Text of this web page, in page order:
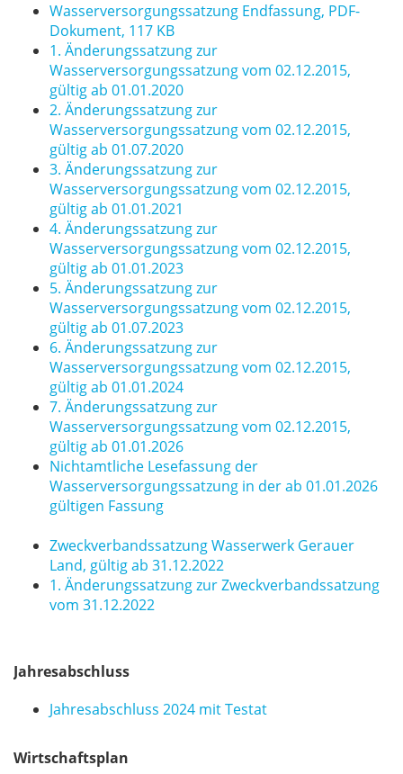
Was­ser­ver­sor­gungs­sat­zung End­fas­sung, PDF-
Dokument, 117 KB
1. Änderungssatzung zur
Wasserversorgungssatzung vom 02.12.2015,
gültig ab 01.01.2020
2. Änderungssatzung zur
Wasserversorgungssatzung vom 02.12.2015,
gültig ab 01.07.2020
3. Änderungssatzung zur
Wasserversorgungssatzung vom 02.12.2015,
gültig ab 01.01.2021
4. Änderungssatzung zur
Wasserversorgungssatzung vom 02.12.2015,
gültig ab 01.01.2023
5. Änderungssatzung zur
Wasserversorgungssatzung vom 02.12.2015,
gültig ab 01.07.2023
6. Änderungssatzung zur
Wasserversorgungssatzung vom 02.12.2015,
gültig ab 01.01.2024
7. Änderungssatzung zur
Wasserversorgungssatzung vom 02.12.2015,
gültig ab 01.01.2026
Nichtamtliche Lesefassung der
Wasserversorgungssatzung in der ab 01.01.2026
gültigen Fassung
Zweckverbandssatzung Wasserwerk Gerauer
Land, gültig ab 31.12.2022
1. Änderungssatzung zur Zweckverbandssatzung
vom 31.12.2022
Jahresabschluss
Jahresabschluss 2024 mit Testat
Wirtschaftsplan